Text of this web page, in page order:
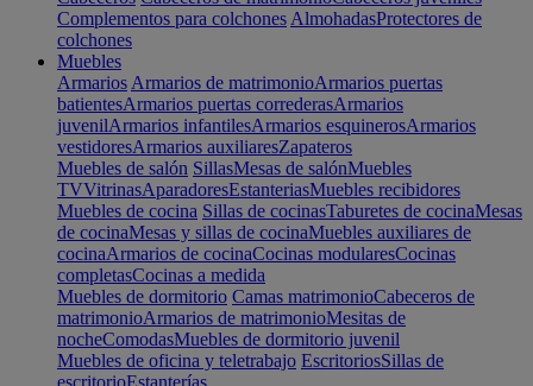
Complementos para colchones AlmohadasProtectores de
colchones
Muebles
Armarios Armarios de matrimonioArmarios puertas
batientesArmarios puertas correderasArmarios
juvenilArmarios infantilesArmarios esquinerosArmarios
vestidoresArmarios auxiliaresZapateros
Muebles de salón SillasMesas de salónMuebles
TVVitrinasAparadoresEstanteriasMuebles recibidores
Muebles de cocina Sillas de cocinasTaburetes de cocinaMesas
de cocinaMesas y sillas de cocinaMuebles auxiliares de
cocinaArmarios de cocinaCocinas modularesCocinas
completasCocinas a medida
Muebles de dormitorio Camas matrimonioCabeceros de
matrimonioArmarios de matrimonioMesitas de
nocheComodasMuebles de dormitorio juvenil
Muebles de oficina y teletrabajo EscritoriosSillas de
escritorioEstanterías